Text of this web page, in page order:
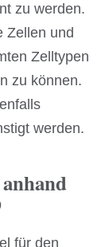
zu werden.
Zellen und
Zelltypen
zu können.
werden.
für den